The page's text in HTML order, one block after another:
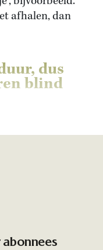
afhalen, dan
dus
blind